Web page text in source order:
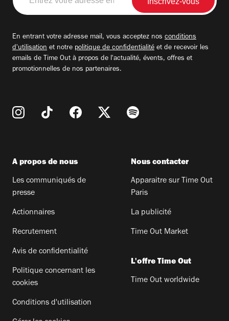
votre
adresse
En entrant votre adresse mail, vous acceptez nos conditions
d'utilisation et notre politique de confidentialité et de recevoir les
emails de Time Out à propos de l'actualité, évents, offres et
promotionnelles de nos partenaires.
A propos de nous
Les communiqués de
presse
Actionnaires
Recrutement
Avis de confidentialité
Politique concernant les
cookies
Conditions d'utilisation
Nous contacter
Apparaitre sur Time Out
Paris
La publicité
Time Out Market
L'offre Time Out
Time Out worldwide